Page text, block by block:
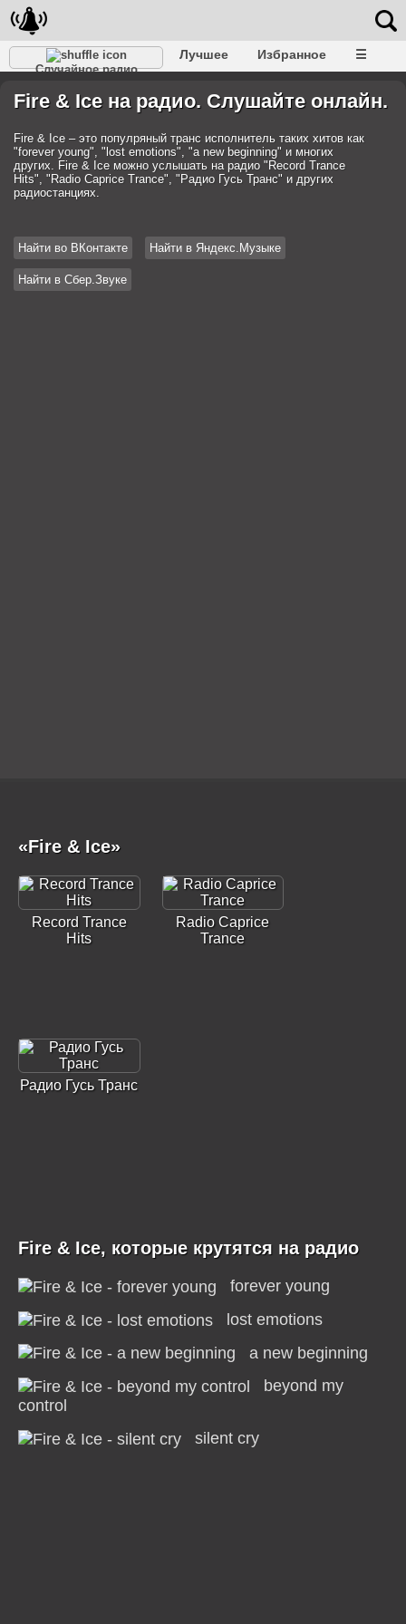
Случайное радио
Лучшее Избранное ☰
Fire & Ice на радио. Слушайте онлайн.
Fire & Ice – это популряный транс исполнитель таких хитов как
"forever young", "lost emotions", "a new beginning" и многих
других. Fire & Ice можно услышать на радио "Record Trance
Hits", "Radio Caprice Trance", "Радио Гусь Транс" и других
радиостанциях.
Найти во ВКонтакте Найти в Яндекс.Музыке
Найти в Сбер.Звуке
«Fire & Ice»
Record Trance
Hits
Radio Caprice
Trance
Радио Гусь Транс
Fire & Ice, которые крутятся на радио
forever young
lost emotions
a new beginning
beyond my
control
silent cry